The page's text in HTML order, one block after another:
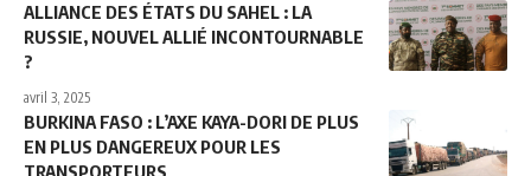
ALLIANCE DES ÉTATS DU SAHEL : LA
RUSSIE, NOUVEL ALLIÉ INCONTOURNABLE
?
avril 3, 2025
BURKINA FASO : L’AXE KAYA-DORI DE PLUS
EN PLUS DANGEREUX POUR LES
TRANSPORTEURS